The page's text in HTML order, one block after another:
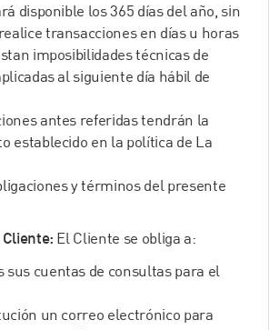
disponible los 365 días del año, sin
transacciones en días u horas
imposibilidades técnicas de
al siguiente día hábil de
antes referidas tendrán la
establecido en la política de La
y términos del presente
Cliente: El Cliente se obliga a:
cuentas de consultas para el
un correo electrónico para